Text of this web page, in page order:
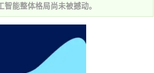
能整体格局尚未被撼动。